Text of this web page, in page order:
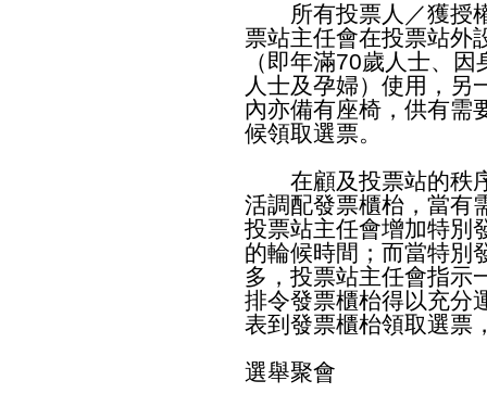
所有投票人／獲授權
票站主任會在投票站外
（即年滿70歲人士、
人士及孕婦）使用，另
內亦備有座椅，供有需
候領取選票。
在顧及投票站的秩序
活調配發票櫃枱，當有
投票站主任會增加特別
的輪候時間；而當特別
多，投票站主任會指示
排令發票櫃枱得以充分
表到發票櫃枱領取選票
選舉聚會